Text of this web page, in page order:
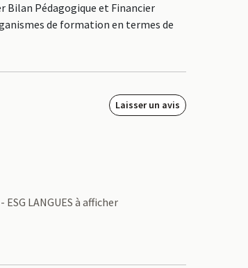
Bilan Pédagogique et Financier
de formation en termes de
Laisser un avis
LANGUES à afficher